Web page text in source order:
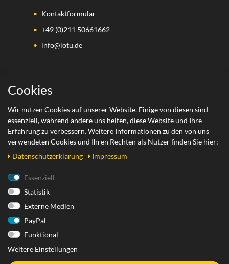
Kontaktformular
+49 (0)211 50661662
info@lotu.de
Wichtige Links
Zahlungsarten
Versand
Rechtliches
AGB
Widerrufsformular
Cookies
Wir nutzen Cookies auf unserer Website. Einige von diesen sind
essenziell, während andere uns helfen, diese Website und Ihre
Erfahrung zu verbessern. Weitere Informationen zu den von uns
verwendeten Cookies und Ihren Rechten als Nutzer finden Sie hier:
Daten­schutz­erklärung
Impressum
Essenziell
Statistik
Externe Medien
PayPal
Funktional
Weitere Einstellungen